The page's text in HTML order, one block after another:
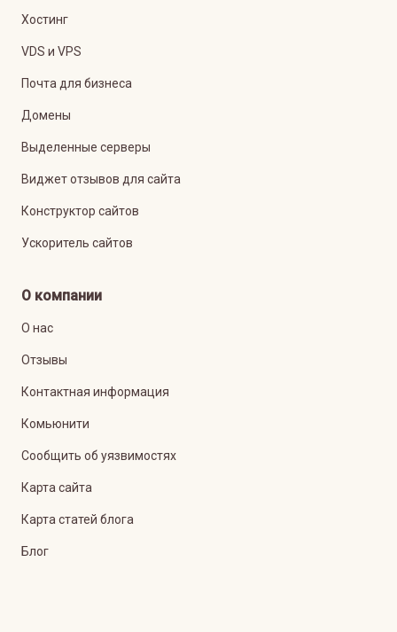
Хостинг
VDS и VPS
Почта для бизнеса
Домены
Выделенные серверы
Виджет отзывов для сайта
Конструктор сайтов
Ускоритель сайтов
О компании
О нас
Отзывы
Контактная информация
Комьюнити
Сообщить об уязвимостях
Карта сайта
Карта статей блога
Блог